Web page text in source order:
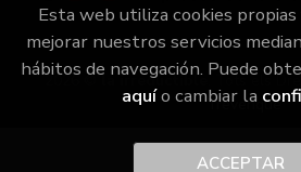
2026 ©la irreductible . Tots els
Trevenque
Esta web utiliza cookies
mejorar nuestros servicios
hábitos de navegación. Puede
aquío cambiar la
ACCEPTAR